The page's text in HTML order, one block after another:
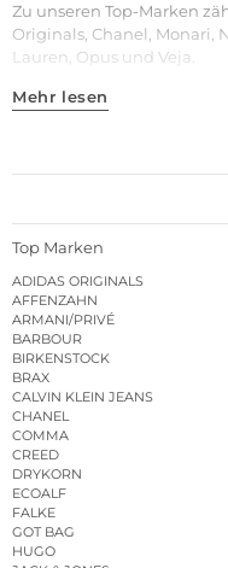
Zu unseren Top-Marken
Originals, Chanel, Monari,
Lauren, Opus und Veja.
Mehr lesen
Top Marken
ADIDAS ORIGINALS
AFFENZAHN
ARMANI/PRIVÉ
BARBOUR
BIRKENSTOCK
BRAX
CALVIN KLEIN JEANS
CHANEL
COMMA
CREED
DRYKORN
ECOALF
FALKE
GOT BAG
HUGO